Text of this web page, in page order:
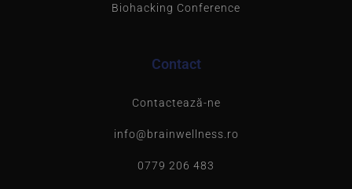
Biohacking Conference
Contact
Contactează-ne
info@brainwellness.ro
0779 206 483